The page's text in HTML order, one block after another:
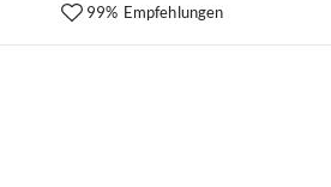
99% Empfehlungen